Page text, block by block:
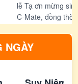
lễ Tạ ơn mừng
C-Mate, đồng
Tông Đồ IT,
và tràn đầy niềm
Laetare.
NGÀY